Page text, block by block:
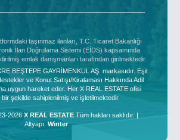
taşınmaz ilanları, T.C. Ticaret Bakanlığı
İlan Doğrulama Sistemi (EİDS) kapsamında
emlak danışmanları tarafından girilmektedir.
BEŞTEPE GAYRİMENKUL AŞ. markasıdır. Eşit
ve Konut Satışı/Kiralaması Hakkında Adil
uygun hareket eder. Her X REAL ESTATE ofisi
bir şekilde sahiplenilmiş ve işletilmektedir.
2026X REAL ESTATETüm hakları saklıdır. |
Altyapı:Winter